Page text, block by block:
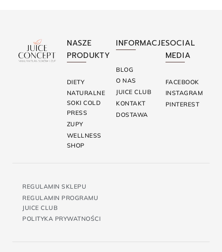
NASZE
PRODUKTY
DIETY
NATURALNE
SOKI COLD
PRESS
ZUPY
WELLNESS
SHOP
INFORMACJE
BLOG
O NAS
JUICE CLUB
KONTAKT
DOSTAWA
SOCIAL
MEDIA
FACEBOOK
INSTAGRAM
PINTEREST
REGULAMIN SKLEPU
REGULAMIN PROGRAMU
JUICE CLUB
POLITYKA PRYWATNOŚCI